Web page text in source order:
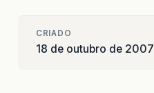
CRIADO
18 de outubro de 2007